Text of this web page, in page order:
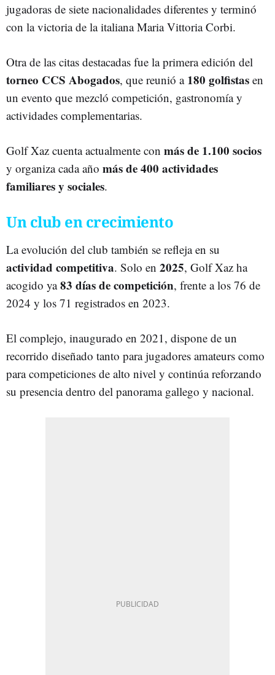
jugadoras de siete nacionalidades diferentes y terminó
con la victoria de la italiana Maria Vittoria Corbi.
Otra de las citas destacadas fue la primera edición del
torneo CCS Abogados, que reunió a180 golfistas en
un evento que mezcló competición, gastronomía y
actividades complementarias.
Golf Xaz cuenta actualmente con más de 1.100 socios
y organiza cada año más de 400 actividades
familiares y sociales.
Un club en crecimiento
La evolución del club también se refleja en su
actividad competitiva. Solo en 2025, Golf Xaz ha
acogido ya83 días de competición, frente a los 76 de
2024 y los 71 registrados en 2023.
El complejo, inaugurado en 2021, dispone de un
recorrido diseñado tanto para jugadores amateurs como
para competiciones de alto nivel y continúa reforzando
su presencia dentro del panorama gallego y nacional.